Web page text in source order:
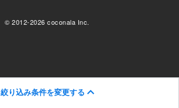
絞り込み条件を変更する